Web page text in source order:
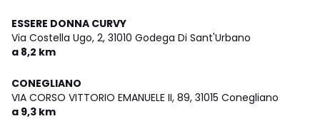
ESSERE DONNA CURVY
Via Costella Ugo, 2, 31010 Godega Di Sant'Urbano
a 8,2 km
CONEGLIANO
VIA CORSO VITTORIO EMANUELE II, 89, 31015 Conegliano
a 9,3 km